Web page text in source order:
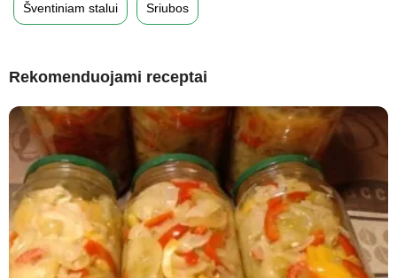
Šventiniam stalui Sriubos
Rekomenduojami receptai